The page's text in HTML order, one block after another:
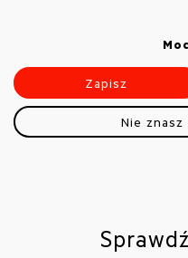
Zapisz
Nie
Sprawdź